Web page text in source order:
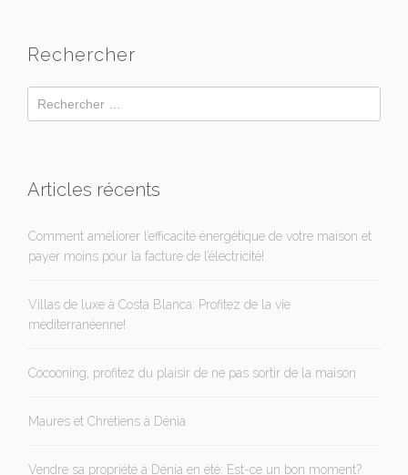
Rechercher
Articles récents
Comment améliorer l’efficacité énergétique de votre maison et
payer moins pour la facture de l’électricité!
Villas de luxe à Costa Blanca: Profitez de la vie
méditerranéenne!
Cocooning, profitez du plaisir de ne pas sortir de la maison
Maures et Chrétiens à Dénia
Vendre sa propriété à Dénia en été: Est-ce un bon moment?